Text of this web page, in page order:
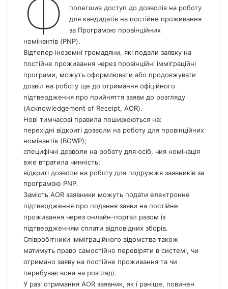
полегшив доступ до дозволів на роботу
для кандидатів на постійне проживання
за Програмою провінційних
номінантів (PNP).
Відтепер іноземні громадяни, які подали заявку на
постійне проживання через провінційні імміграційні
програми, можуть оформлювати або продовжувати
дозвіл на роботу ще до отримання офіційного
підтвердження про прийняття заяви до розгляду
(Acknowledgement of Receipt, AOR).
Нові тимчасові правила поширюються на:
перехідні відкриті дозволи на роботу для провінційних
номінантів (BOWP);
специфічні дозволи на роботу для осіб, чия номінація
вже втратила чинність;
відкриті дозволи на роботу для подружжя заявників за
програмою PNP.
Замість AOR заявники можуть подати електронне
підтвердження про подання заяви на постійне
проживання через онлайн-портал разом із
підтвердженням сплати відповідних зборів.
Співробітники імміграційного відомства також
матимуть право самостійно перевіряти в системі, чи
отримано заяву на постійне проживання та чи
перебуває вона на розгляді.
У разі отримання AOR заявник, як і раніше, повинен